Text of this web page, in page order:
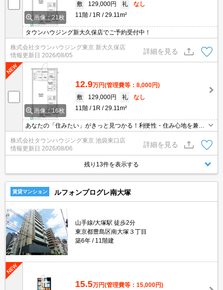
画像：21枚
敷
129,000円 礼
なし
11階
1R 29.11m²
タウンハウジング新大久保店でご予約受付中！
株式会社タウンハウジング東京 新大久保店
情報更新日 2026/08/05
詳細を見る
画像：16枚
12.9万円(管理費等：8,000円)
敷
129,000円 礼
なし
11階
1R 29.11m²
あなたの「住みたい」がきっと見つかる！利便性・住み心地を兼ね
揃えた賃貸物件！お気軽にご相談ください。お部屋探しはタウンハ
ウジングへお任せください！
株式会社タウンハウジング東京 池袋東口店
情報更新日 2026/08/06
詳細を見る
残り13件を表示する
賃貸マンション ルフォンプログレ南大塚
山手線/大塚駅 徒歩2分
東京都豊島区南大塚３丁目
築6年
11階建
15.5万円(管理費等：15,000円)